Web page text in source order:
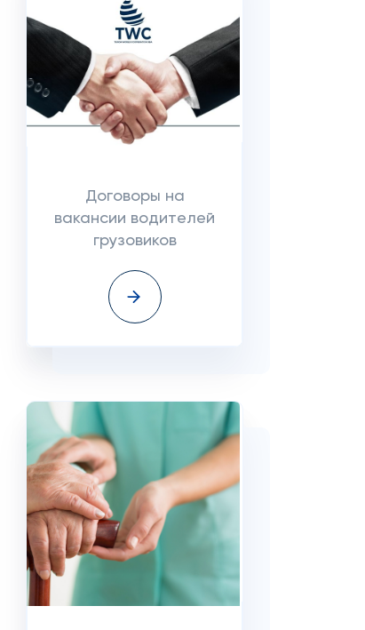
Договоры на
вакансии водителей
грузовиков